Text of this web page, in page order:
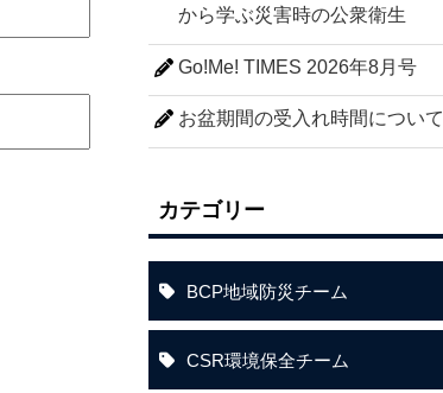
から学ぶ災害時の公衆衛生
Go!Me! TIMES 2026年8月号
お盆期間の受入れ時間について
カテゴリー
BCP地域防災チーム
CSR環境保全チーム